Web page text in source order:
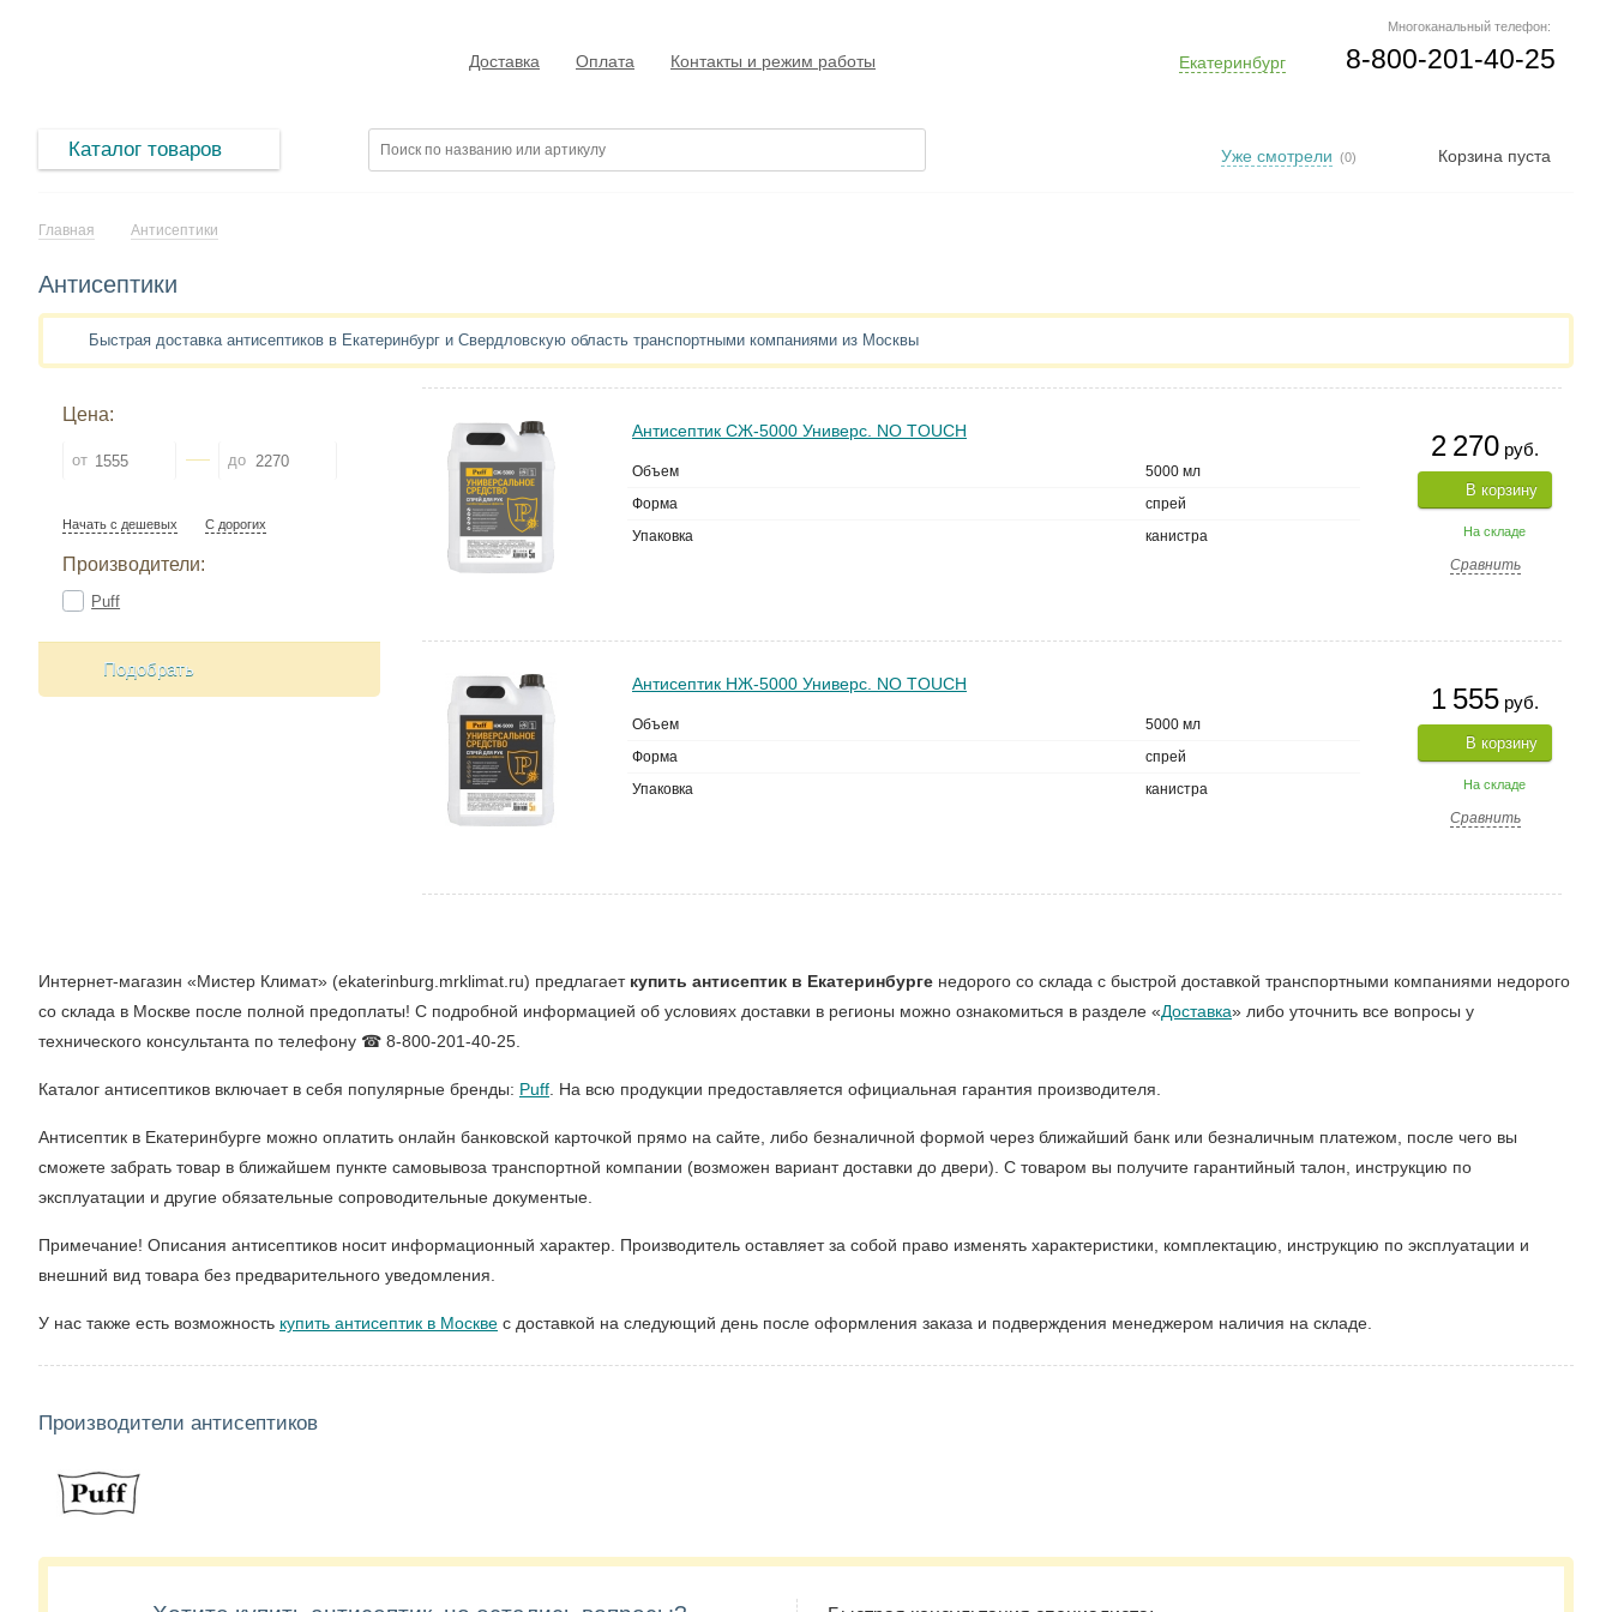
Многоканальный телефон:
8-800-201-40-25
Екатеринбург
Доставка Оплата Контакты и режим работы
Каталог товаров Корзина пуста
Уже смотрели (0)
Главная Антисептики
Антисептики
Быстрая доставка антисептиков в Екатеринбург и Свердловскую область транспортными компаниями из Москвы
Цена:
от до
Начать с дешевых С дорогих
Производители:
Puff
Подобрать
2 270 руб.
В корзину
На складе
Сравнить
Антисептик СЖ-5000 Универс. NO TOUCH
Объем
5000 мл
Форма
спрей
Упаковка
канистра
1 555 руб.
В корзину
На складе
Сравнить
Антисептик НЖ-5000 Универс. NO TOUCH
Объем
5000 мл
Форма
спрей
Упаковка
канистра
Интернет-магазин «Мистер Климат» (ekaterinburg.mrklimat.ru) предлагает купить антисептик в Екатеринбурге недорого со склада с быстрой доставкой транспортными компаниями недорого
со склада в Москве после полной предоплаты! С подробной информацией об условиях доставки в регионы можно ознакомиться в разделе «Доставка» либо уточнить все вопросы у
технического консультанта по телефону ☎ 8-800-201-40-25.
Каталог антисептиков включает в себя популярные бренды: Puff . На всю продукции предоставляется официальная гарантия производителя.
Антисептик в Екатеринбурге можно оплатить онлайн банковской карточкой прямо на сайте, либо безналичной формой через ближайший банк или безналичным платежом, после чего вы
сможете забрать товар в ближайшем пункте самовывоза транспортной компании (возможен вариант доставки до двери). С товаром вы получите гарантийный талон, инструкцию по
эксплуатации и другие обязательные сопроводительные документые.
Примечание! Описания антисептиков носит информационный характер. Производитель оставляет за собой право изменять характеристики, комплектацию, инструкцию по эксплуатации и
внешний вид товара без предварительного уведомления.
У нас также есть возможность купить антисептик в Москве с доставкой на следующий день после оформления заказа и подверждения менеджером наличия на складе.
Производители антисептиков